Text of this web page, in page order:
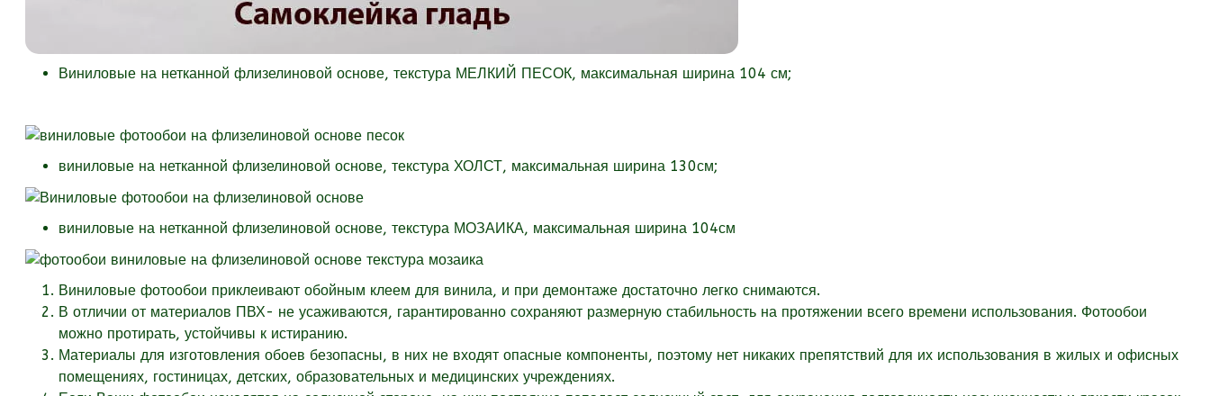
Виниловые на нетканной флизелиновой основе, текстура МЕЛКИЙ ПЕСОК, максимальная ширина 104 см;
виниловые на нетканной флизелиновой основе, текстура ХОЛСТ, максимальная ширина 130см;
виниловые на нетканной флизелиновой основе, текстура МОЗАИКА, максимальная ширина 104см
Виниловые фотообои приклеивают обойным клеем для винила, и при демонтаже достаточно легко снимаются.
В отличии от материалов ПВХ- не усаживаются, гарантированно сохраняют размерную стабильность на протяжении всего времени использования. Фотообои
можно протирать, устойчивы к истиранию.
Материалы для изготовления обоев безопасны, в них не входят опасные компоненты, поэтому нет никаких препятствий для их использования в жилых и офисных
помещениях, гостиницах, детских, образовательных и медицинских учреждениях.